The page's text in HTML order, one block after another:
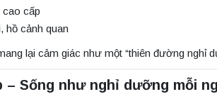
cao cấp
hồ cảnh quan
lại cảm giác như một “thiên đường nghỉ
– Sống như nghỉ dưỡng mỗi